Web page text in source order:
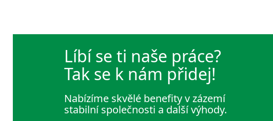
Líbí se ti naše práce?
Tak se k nám přidej!
Nabízíme skvělé benefity v zázemí
stabilní společnosti a další výhody.